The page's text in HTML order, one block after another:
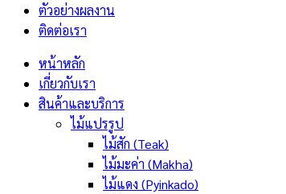
ตัวอย่างผลงาน
ติดต่อเรา
หน้าหลัก
เกี่ยวกับเรา
สินค้าและบริการ
ไม้แปรรูป
ไม้สัก (Teak)
ไม้มะค่า (Makha)
ไม้แดง (Pyinkado)